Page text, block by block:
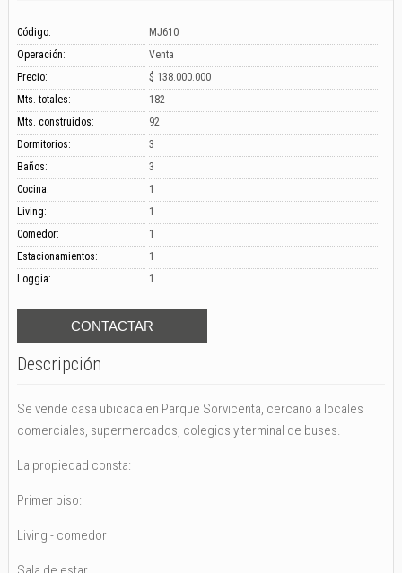
Código:
MJ610
Operación:
Venta
Precio:
$ 138.000.000
Mts. totales:
182
Mts. construidos:
92
Dormitorios:
3
Baños:
3
Cocina:
1
Living:
1
Comedor:
1
Estacionamientos:
1
Loggia:
1
Descripción
Se vende casa ubicada en Parque Sorvicenta, cercano a locales
comerciales, supermercados, colegios y terminal de buses.
La propiedad consta:
Primer piso:
Living - comedor